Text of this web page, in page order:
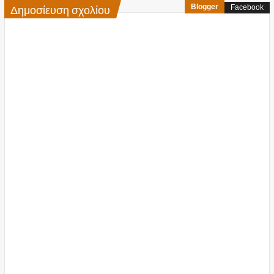
Δημοσίευση σχολίου Blogger Facebook